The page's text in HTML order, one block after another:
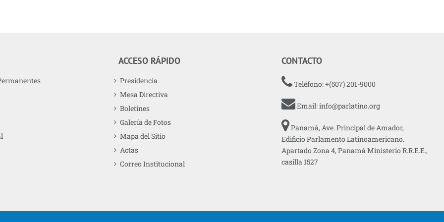
ACCESO RÁPIDO
Presidencia
Mesa Directiva
Boletines
Galería de Fotos
Mapa del Sitio
Actas
Correo Institucional
CONTACTO
Teléfono: +(507) 201-9000
Email:info@parlatino.org
Panamá, Ave. Principal de Amador,
Edificio Parlamento Latinoamericano.
Apartado Zona 4, Panamá Ministerio R.R.E.E.,
casilla 1527